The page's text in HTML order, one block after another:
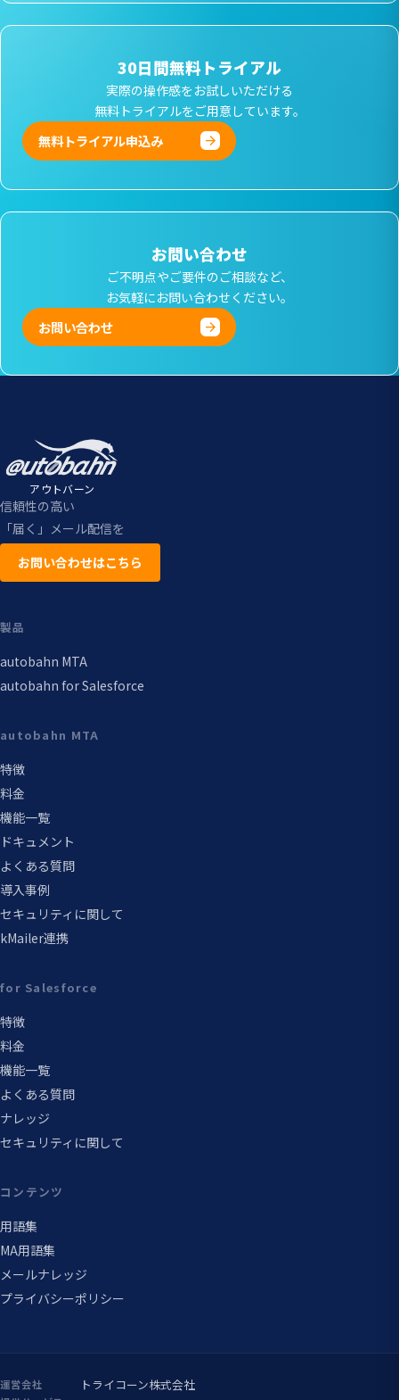
30日間無料トライアル
実際の操作感をお試しいただける
無料トライアルをご用意しています。
無料トライアル申込み
お問い合わせ
ご不明点やご要件のご相談など、
お気軽にお問い合わせください。
お問い合わせ
アウトバーン
信頼性の高い
「届く」メール配信を
お問い合わせはこちら
製品
autobahn MTA
autobahn for Salesforce
autobahn MTA
特徴
料金
機能一覧
ドキュメント
よくある質問
導入事例
セキュリティに関して
kMailer連携
for Salesforce
特徴
料金
機能一覧
よくある質問
ナレッジ
セキュリティに関して
コンテンツ
用語集
MA用語集
メールナレッジ
プライバシーポリシー
運営会社 トライコーン株式会社